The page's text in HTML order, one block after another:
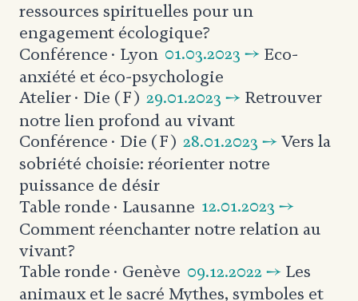
ressources spirituelles pour un
engagement écologique?
Conférence · Lyon 01.03.2023 → Eco-
anxiété et éco-psychologie
Atelier · Die (F) 29.01.2023 → Retrouver
notre lien profond au vivant
Conférence · Die (F) 28.01.2023 → Vers la
sobriété choisie: réorienter notre
puissance de désir
Table ronde · Lausanne 12.01.2023 →
Comment réenchanter notre relation au
vivant?
Table ronde · Genève 09.12.2022 → Les
animaux et le sacré Mythes, symboles et